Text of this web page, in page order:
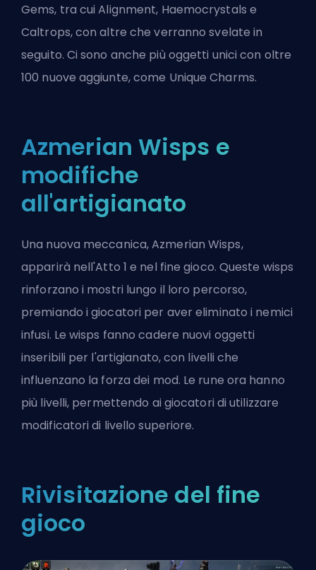
Gems, tra cui Alignment, Haemocrystals e
Caltrops, con altre che verranno svelate in
seguito. Ci sono anche più oggetti unici con oltre
100 nuove aggiunte, come Unique Charms.
Azmerian Wisps e
modifiche
all'artigianato
Una nuova meccanica, Azmerian Wisps,
apparirà nell'Atto 1 e nel fine gioco. Queste wisps
rinforzano i mostri lungo il loro percorso,
premiando i giocatori per aver eliminato i nemici
infusi. Le wisps fanno cadere nuovi oggetti
inseribili per l'artigianato, con livelli che
influenzano la forza dei mod. Le rune ora hanno
più livelli, permettendo ai giocatori di utilizzare
modificatori di livello superiore.
Rivisitazione del fine
gioco